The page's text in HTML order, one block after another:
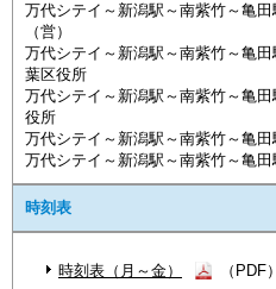
万代シテイ～新潟駅～南紫竹～亀
（営）
万代シテイ～新潟駅～南紫竹～亀
葉区役所
万代シテイ～新潟駅～南紫竹～亀
役所
万代シテイ～新潟駅～南紫竹～亀
万代シテイ～新潟駅～南紫竹～亀田
時刻表
時刻表（月～金）
（PDF）